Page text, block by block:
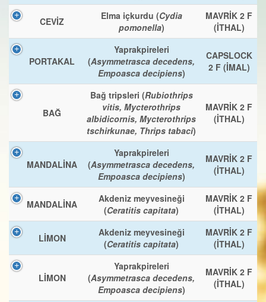
CEVİZ Elma içkurdu (Cydia
pomonella)
MAVRİK 2 F
(İTHAL)
PORTAKAL
Yaprakpireleri
(Asymmetrasca decedens,
Empoasca decipiens)
CAPSLOCK
2 F (İMAL)
BAĞ
Bağ tripsleri (Rubiothrips
vitis, Mycterothrips
albidicornis, Mycterothrips
tschirkunae, Thrips tabaci)
MAVRİK 2 F
(İTHAL)
MANDALİNA
Yaprakpireleri
(Asymmetrasca decedens,
Empoasca decipiens)
MAVRİK 2 F
(İTHAL)
MANDALİNA
Akdeniz meyvesineği
(Ceratitis capitata)
MAVRİK 2 F
(İTHAL)
LİMON
Akdeniz meyvesineği
(Ceratitis capitata)
MAVRİK 2 F
(İTHAL)
LİMON
Yaprakpireleri
(Asymmetrasca decedens,
Empoasca decipiens)
MAVRİK 2 F
(İTHAL)